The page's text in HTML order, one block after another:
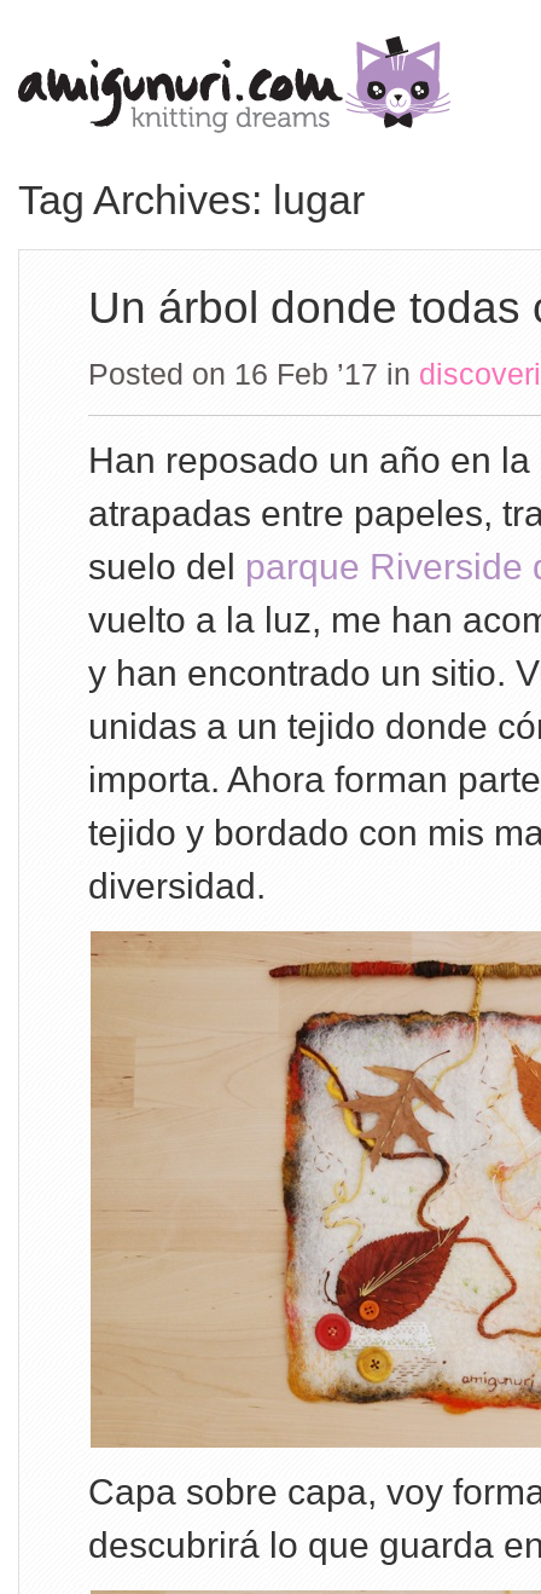
Tag Archives: lugar
Un árbol donde todas
Posted on 16 Feb ’17 in
Han reposado un año en
atrapadas entre papeles,
suelo del parque Riverside
vuelto a la luz, me han
y han encontrado un sitio.
unidas a un tejido donde
importa. Ahora forman
tejido y bordado con mis
diversidad.
Capa sobre capa, voy
descubrirá lo que guarda